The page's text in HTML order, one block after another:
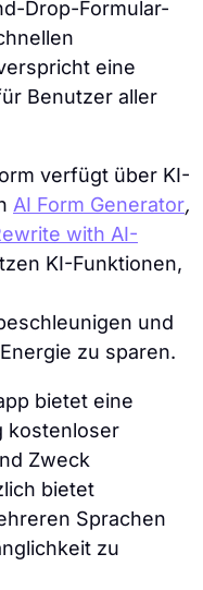
Drop-Formular-
eine
Benutzer aller
verfügt über KI-
AI Form Generator,
with AI-
KI-Funktionen,
und
zu sparen.
bietet eine
kostenloser
Zweck
bietet
Sprachen
zu